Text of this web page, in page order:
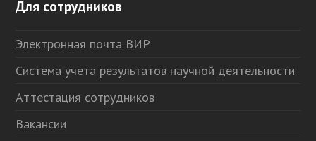
Для сотрудников
Электронная почта ВИР
Система учета результатов научной деятельности
Аттестация сотрудников
Вакансии